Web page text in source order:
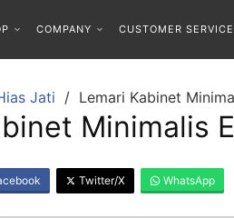
COMPANY CUSTOMER
Jati Lemari Kabinet
Minimalis
Twitter/X WhatsApp